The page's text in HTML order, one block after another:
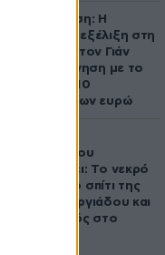
Αθηνά Ωνάση: Η
απρόσμενη εξέλιξη στη
διαμάχη με τον Γιάν
Τοπς – Η κίνηση με το
άλογο των 10
εκατομμυρίων ευρώ
Τζώρτζογλου
αποκαλύπτει: Το νεκρό
έμβρυο στο σπίτι της
Μαρίας Γεωργιάδου και
ο εγκλεισμός στο